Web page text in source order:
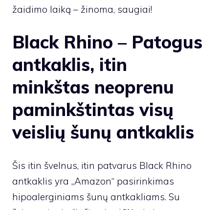
žaidimo laiką – žinoma, saugiai!
Black Rhino – Patogus
antkaklis, itin
minkštas neoprenu
paminkštintas visų
veislių šunų antkaklis
Šis itin švelnus, itin patvarus Black Rhino
antkaklis yra „Amazon“ pasirinkimas
hipoalerginiams šunų antkakliams. Su